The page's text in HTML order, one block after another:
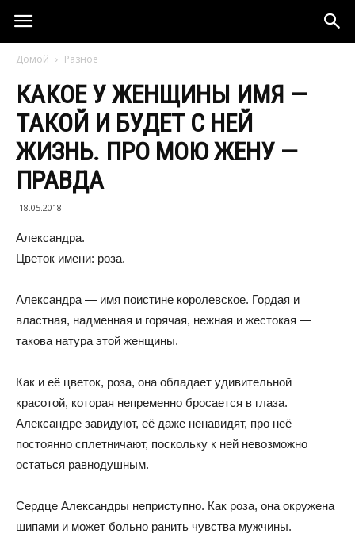
Домой Разное
КАКОЕ У ЖЕНЩИНЫ ИМЯ —
ТАКОЙ И БУДЕТ С НЕЙ
ЖИЗНЬ. ПРО МОЮ ЖЕНУ —
ПРАВДА
18.05.2018
Александра.
Цветок имени: роза.
Александра — имя поистине королевское. Гордая и
властная, надменная и горячая, нежная и жестокая —
такова натура этой женщины.
Как и её цветок, роза, она обладает удивительной
красотой, которая непременно бросается в глаза.
Александре завидуют, её даже ненавидят, про неё
постоянно сплетничают, поскольку к ней невозможно
остаться равнодушным.
Сердце Александры неприступно. Как роза, она окружена
шипами и может больно ранить чувства мужчины.